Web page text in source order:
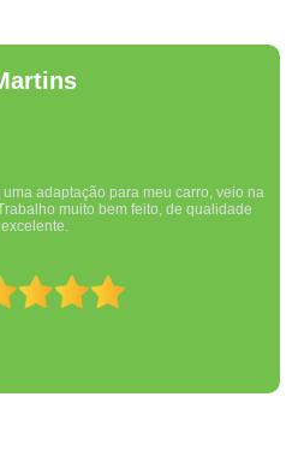
adaptação para meu carro, veio na
muito bem feito, de qualidade
excelente.